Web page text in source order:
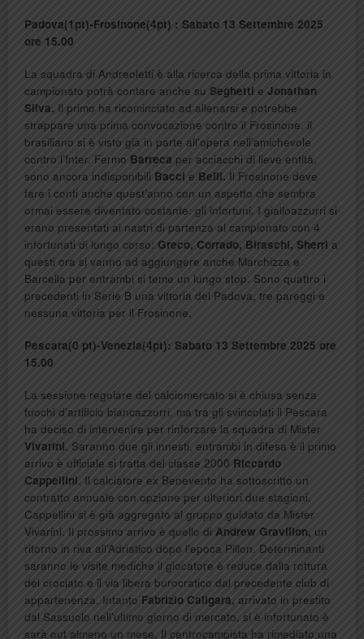
Padova(1pt)-Frosinone(4pt) : Sabato 13 Settembre 2025
ore 15.00
La squadra di Andreoletti è alla ricerca della prima vittoria in
campionato potrà contare anche su Seghetti e Jonathan
Silva. Il primo ha ricominciato ad allenarsi e potrebbe
strappare una prima convocazione contro il Frosinone. il
brasiliano si è visto già in parte all’opera nell’amichevole
contro l’Inter. Fermo Barreca per acciacchi di lieve entità,
sono ancora indisponibili Bacci e Belli. Il Frosinone deve
fare i conti anche quest’anno con un aspetto che sembra
ormai essere diventato costante: gli infortuni. I gialloazzurri si
erano presentati ai nastri di partenza al campionato con 4
infortunati di lungo corso: Greco, Corrado, Biraschi, Sherri a
questi ora si vanno ad aggiungere anche Marchizza e
Barcella per entrambi si teme un lungo stop. Sono quattro i
precedenti in Serie B una vittoria del Padova, tre pareggi e
nessuna vittoria per il Frosinone.
Pescara(0 pt)-Venezia(4pt): Sabato 13 Settembre 2025 ore
15.00
La sessione regolare del calciomercato si è chiusa senza
fuochi d’artificio biancazzurri, ma tra gli svincolati il Pescara
ha deciso di intervenire per rinforzare la squadra di Mister
Vivarini. Saranno due gli innesti, entrambi in difesa è il primo
arrivo è ufficiale si tratta del classe 2000 Riccardo
Cappellini. Il calciatore ex Benevento ha sottoscritto un
contratto annuale con opzione per ulteriori due stagioni.
Cappellini si è già aggregato al gruppo guidato da Mister
Vivarini. Il prossimo arrivo è quello di Andrew Gravillon, un
ritorno in riva all’Adriatico dopo l’epoca Pillon. Determinanti
saranno le visite mediche il giocatore è reduce dalla rottura
del crociato e il via libera burocratico dal precedente club di
appartenenza. Intanto Fabrizio Caligara, arrivato in prestito
dal Sassuolo nell’ultimo giorno di mercato, si è infortunato è
sarà out almeno un mese. Il centrocampista ha rimediato una